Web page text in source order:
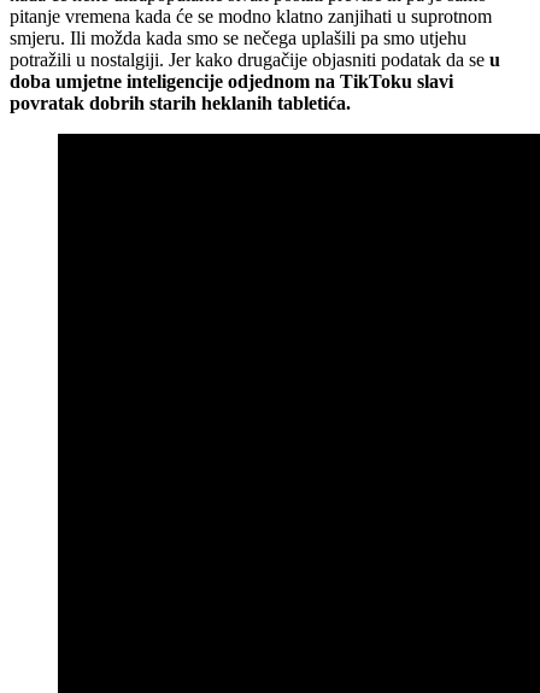
pitanje vremena kada će se modno klatno zanjihati u suprotnom
smjeru. Ili možda kada smo se nečega uplašili pa smo utjehu
potražili u nostalgiji. Jer kako drugačije objasniti podatak da se u
doba umjetne inteligencije odjednom na TikToku slavi
povratak dobrih starih heklanih tabletića.